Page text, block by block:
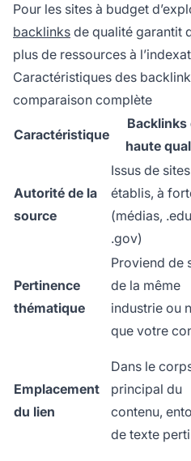
Pour les sites à budget
backlinks de qualité garantit
plus de ressources à
Caractéristiques des
comparaison complète
Caractéristique
Backlinks
haute
Autorité de la
source
Issus de sites
établis, à
(médias,
.gov)
Pertinence
thématique
Proviend de
de la même
industrie ou
que votre
Emplacement
du lien
Dans le
principal du
contenu,
de texte